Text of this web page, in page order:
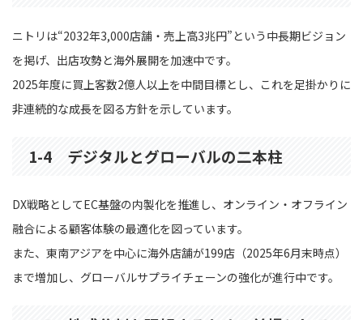
ニトリは“2032年3,000店舗・売上高3兆円”という中長期ビジョン
を掲げ、出店攻勢と海外展開を加速中です。
2025年度に買上客数2億人以上を中間目標とし、これを足掛かりに
非連続的な成長を図る方針を示しています。
1-4 デジタルとグローバルの二本柱
DX戦略としてEC基盤の内製化を推進し、オンライン・オフライン
融合による顧客体験の最適化を図っています。
また、東南アジアを中心に海外店舗が199店（2025年6月末時点）
まで増加し、グローバルサプライチェーンの強化が進行中です。